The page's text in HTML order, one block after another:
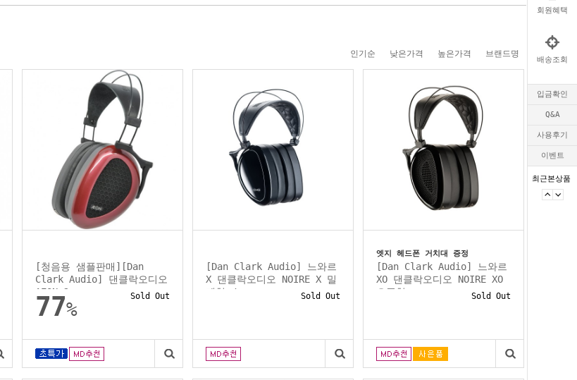
회원혜택
배송조회
입금확인
Q&A
사용후기
이벤트
최근본상품
인기순 낮은가격 높은가격 브랜드명
[청음용 샘플판매][Dan
Clark Audio] 댄클락오디오
AEON 2...
77%
Sold Out
[Dan Clark Audio] 느와르
X 댄클락오디오 NOIRE X 밀
폐형 /...
Sold Out
엣지 헤드폰 거치대 증정
[Dan Clark Audio] 느와르
XO 댄클락오디오 NOIRE XO
오픈형...
Sold Out